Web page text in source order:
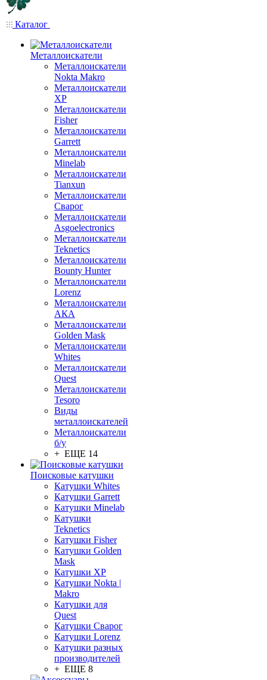
Каталог
Металлоискатели
Металлоискатели
Nokta Makro
Металлоискатели
XP
Металлоискатели
Fisher
Металлоискатели
Garrett
Металлоискатели
Minelab
Металлоискатели
Tianxun
Металлоискатели
Сварог
Металлоискатели
Asgoelectronics
Металлоискатели
Teknetics
Металлоискатели
Bounty Hunter
Металлоискатели
Lorenz
Металлоискатели
АКА
Металлоискатели
Golden Mask
Металлоискатели
Whites
Металлоискатели
Quest
Металлоискатели
Tesoro
Виды
металлоискателей
Металлоискатели
б/у
+ ЕЩЕ 14
Поисковые катушки
Катушки Whites
Катушки Garrett
Катушки Minelab
Катушки
Teknetics
Катушки Fisher
Катушки Golden
Mask
Катушки XP
Катушки Nokta |
Makro
Катушки для
Quest
Катушки Сварог
Катушки Lorenz
Катушки разных
производителей
+ ЕЩЕ 8